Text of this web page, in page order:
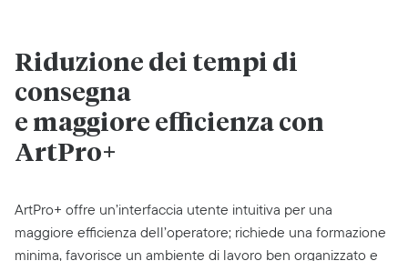
Riduzione dei tempi di
consegna
e maggiore efficienza con
ArtPro+
ArtPro+ offre un’interfaccia utente intuitiva per una
maggiore efficienza dell’operatore; richiede una formazione
minima, favorisce un ambiente di lavoro ben organizzato e